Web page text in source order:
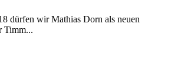
dürfen wir Mathias Dorn als neuen
Timm...